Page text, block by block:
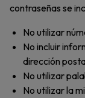
contraseñas se
No utilizar
No incluir
dirección
No utilizar
No utilizar la